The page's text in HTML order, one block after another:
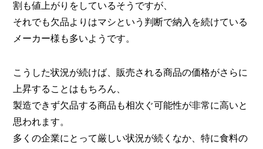
割も値上がりをしているそうですが、
それでも欠品よりはマシという判断で納入を続けている
メーカー様も多いようです。
こうした状況が続けば、販売される商品の価格がさらに
上昇することはもちろん、
製造できず欠品する商品も相次ぐ可能性が非常に高いと
思われます。
多くの企業にとって厳しい状況が続くなか、特に食料の